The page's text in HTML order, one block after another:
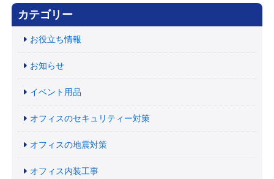
カテゴリー
お役立ち情報
お知らせ
イベント用品
オフィスのセキュリティー対策
オフィスの地震対策
オフィス内装工事